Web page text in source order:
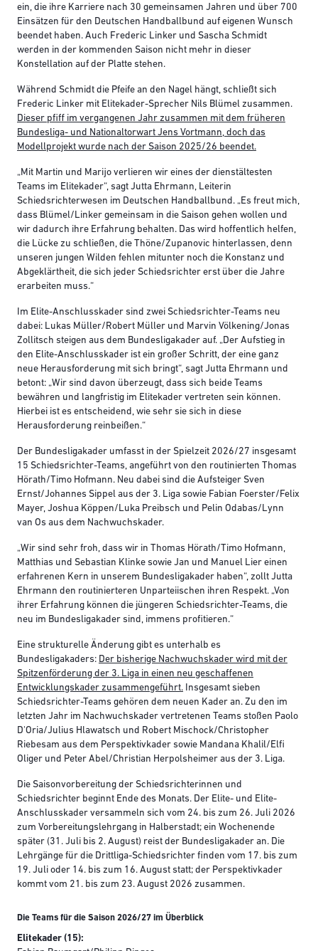
ein, die ihre Karriere nach 30 gemeinsamen Jahren und über 700
Einsätzen für den Deutschen Handballbund auf eigenen Wunsch
beendet haben. Auch Frederic Linker und Sascha Schmidt
werden in der kommenden Saison nicht mehr in dieser
Konstellation auf der Platte stehen.
Während Schmidt die Pfeife an den Nagel hängt, schließt sich
Frederic Linker mit Elitekader-Sprecher Nils Blümel zusammen.
Dieser pfiff im vergangenen Jahr zusammen mit dem früheren
Bundesliga- und Nationaltorwart Jens Vortmann, doch das
Modellprojekt wurde nach der Saison 2025/26 beendet.
„Mit Martin und Marijo verlieren wir eines der dienstältesten
Teams im Elitekader“, sagt Jutta Ehrmann, Leiterin
Schiedsrichterwesen im Deutschen Handballbund. „Es freut mich,
dass Blümel/Linker gemeinsam in die Saison gehen wollen und
wir dadurch ihre Erfahrung behalten. Das wird hoffentlich helfen,
die Lücke zu schließen, die Thöne/Zupanovic hinterlassen, denn
unseren jungen Wilden fehlen mitunter noch die Konstanz und
Abgeklärtheit, die sich jeder Schiedsrichter erst über die Jahre
erarbeiten muss.“
Im Elite-Anschlusskader sind zwei Schiedsrichter-Teams neu
dabei: Lukas Müller/Robert Müller und Marvin Völkening/Jonas
Zollitsch steigen aus dem Bundesligakader auf. „Der Aufstieg in
den Elite-Anschlusskader ist ein großer Schritt, der eine ganz
neue Herausforderung mit sich bringt“, sagt Jutta Ehrmann und
betont: „Wir sind davon überzeugt, dass sich beide Teams
bewähren und langfristig im Elitekader vertreten sein können.
Hierbei ist es entscheidend, wie sehr sie sich in diese
Herausforderung reinbeißen.“
Der Bundesligakader umfasst in der Spielzeit 2026/27 insgesamt
15 Schiedsrichter-Teams, angeführt von den routinierten Thomas
Hörath/Timo Hofmann. Neu dabei sind die Aufsteiger Sven
Ernst/Johannes Sippel aus der 3. Liga sowie Fabian Foerster/Felix
Mayer, Joshua Köppen/Luka Preibsch und Pelin Odabas/Lynn
van Os aus dem Nachwuchskader.
„Wir sind sehr froh, dass wir in Thomas Hörath/Timo Hofmann,
Matthias und Sebastian Klinke sowie Jan und Manuel Lier einen
erfahrenen Kern in unserem Bundesligakader haben“, zollt Jutta
Ehrmann den routinierteren Unparteiischen ihren Respekt. „Von
ihrer Erfahrung können die jüngeren Schiedsrichter-Teams, die
neu im Bundesligakader sind, immens profitieren.“
Eine strukturelle Änderung gibt es unterhalb es
Bundesligakaders: Der bisherige Nachwuchskader wird mit der
Spitzenförderung der 3. Liga in einen neu geschaffenen
Entwicklungskader zusammengeführt. Insgesamt sieben
Schiedsrichter-Teams gehören dem neuen Kader an. Zu den im
letzten Jahr im Nachwuchskader vertretenen Teams stoßen Paolo
D'Oria/Julius Hlawatsch und Robert Mischock/Christopher
Riebesam aus dem Perspektivkader sowie Mandana Khalil/Elfi
Oliger und Peter Abel/Christian Herpolsheimer aus der 3. Liga.
Die Saisonvorbereitung der Schiedsrichterinnen und
Schiedsrichter beginnt Ende des Monats. Der Elite- und Elite-
Anschlusskader versammeln sich vom 24. bis zum 26. Juli 2026
zum Vorbereitungslehrgang in Halberstadt; ein Wochenende
später (31. Juli bis 2. August) reist der Bundesligakader an. Die
Lehrgänge für die Drittliga-Schiedsrichter finden vom 17. bis zum
19. Juli oder 14. bis zum 16. August statt; der Perspektivkader
kommt vom 21. bis zum 23. August 2026 zusammen.
Die Teams für die Saison 2026/27 im Überblick
Elitekader (15):